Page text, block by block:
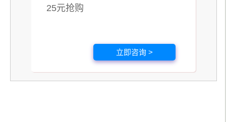
25元抢购
立即咨询 >